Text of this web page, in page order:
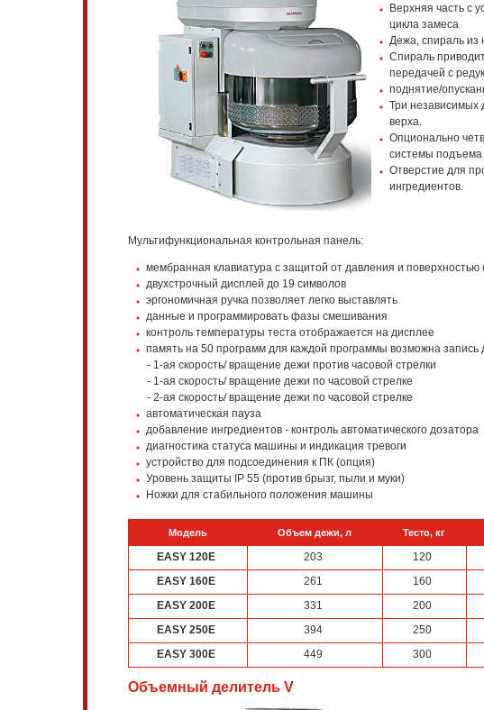
Верхняя часть с
цикла замеса
Дежа, спираль
Спираль
передачей с
поднятие/
Три независимых
верха.
Опционально
системы подъема
Отверстие для
ингредиентов.
Мультифункциональная контрольная панель:
мембранная клавиатура с защитой от давления и поверхностью
двухстрочный дисплей до 19 символов
эргономичная ручка позволяет легко выставлять
данные и программировать фазы смешивания
контроль температуры теста отображается на дисплее
память на 50 программ для каждой программы возможна запись
- 1-ая скорость/ вращение дежи против часовой стрелки
- 1-ая скорость/ вращение дежи по часовой стрелке
- 2-ая скорость/ вращение дежи по часовой стрелке
автоматическая пауза
добавление ингредиентов - контроль автоматического дозатора
диагностика статуса машины и индикация тревоги
устройство для подсоединения к ПК (опция)
Уровень защиты IP 55 (против брызг, пыли и муки)
Ножки для стабильного положения машины
Модель Объем дежи, л Тесто, кг
EASY 120E 203 120
EASY 160E
261 160
EASY 200E
331 200
EASY 250E
394 250
EASY 300E
449 300
Объемный делитель V